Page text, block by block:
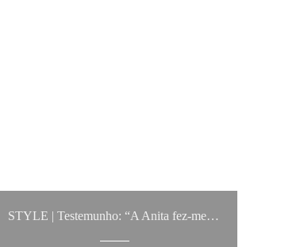
STYLE | Testemunho: “A Anita fez-me recuperar a minha autoestima e ver-me de forma diferente."